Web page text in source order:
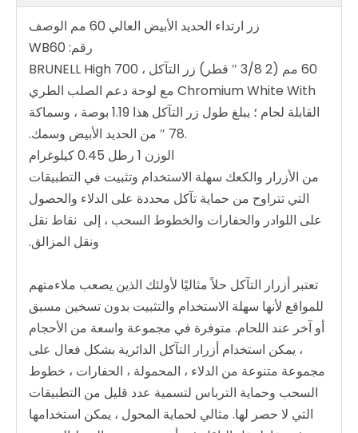
زر ارتداء الحديد الأبيض العالي 60 مم الوصف
رقم: WB60
60 مم (2 3/8 ″ قطر) زر التآكل ، 700 BRUNELL High
Chromium White With مع لوحة دعم الصلب الطري
القابلة لحام ؛ يبلغ طول زر التآكل هذا 1.19 بوصة ، وسماكة
.78 ″ من الحديد الأبيض وسمك.
الوزن 1 رطل 0.45 كيلوغرام
من الأزرار والكعك سهلة الاستخدام وتثبيت في التطبيقات
التي تتراوح من حماية تآكل محددة على الدلاء والحصول
على اللوادر والحفارات والخطوط السحب ، إلى نقاط نقل
ونقل المزالق.
تعتبر أزرار التآكل حلاً مثاليًا لأولئك الذين يصعب ملاءمتهم
للمواقع لأنها سهلة الاستخدام والتثبيت بدون تسخين مسبق
أو آخر عند اللحام. متوفرة في مجموعة واسعة من الأحجام
، يمكن استخدام أزرار التآكل الدائرية بشكل فعال على
مجموعة متنوعة من الدلاء ، المحمولة ، الحفارات ، خطوط
السحب وحماية الترباس لتسمية عدد قليل من التطبيقات
التي لا حصر لها. مثالي لحماية المحول ، يمكن استخدامها